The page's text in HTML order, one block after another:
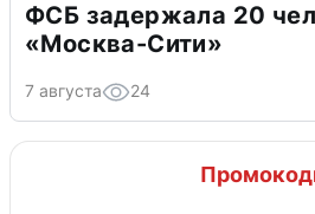
ФСБ задержала 20
«Москва-Сити»
7 августа 24